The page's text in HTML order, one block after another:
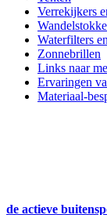
Verrekijkers
Waterfilters
Zonnebrillen
Links naar
Ervaringen
Materiaal-
de actieve